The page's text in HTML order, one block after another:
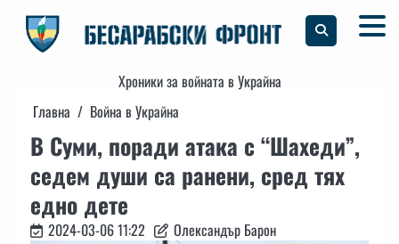
content
Хроники за войната в Украйна
Главна
Война в Украйна
В Суми, поради атака с “Шахеди”,
седем души са ранени, сред тях
едно дете
2024-03-06 11:22 Олександър Барон